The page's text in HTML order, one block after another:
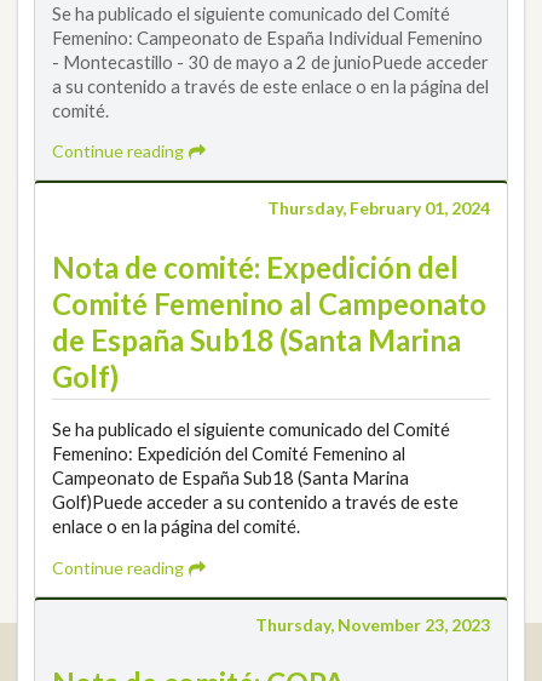
Se ha publicado el siguiente comunicado del Comité
Femenino: Campeonato de España Individual Femenino
- Montecastillo - 30 de mayo a 2 de junioPuede acceder
a su contenido a través de este enlace o en la página del
comité.
Continue reading
Thursday, February 01, 2024
Nota de comité: Expedición del
Comité Femenino al Campeonato
de España Sub18 (Santa Marina
Golf)
Se ha publicado el siguiente comunicado del Comité
Femenino: Expedición del Comité Femenino al
Campeonato de España Sub18 (Santa Marina
Golf)Puede acceder a su contenido a través de este
enlace o en la página del comité.
Continue reading
Thursday, November 23, 2023